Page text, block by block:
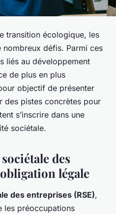
transition écologique, les
défis. Parmi ces
liés au développement
de plus en plus
objectif de présenter
des pistes concrètes pour
s’inscrire dans une
sociétale.
des
légale
des entreprises (RSE),
les préoccupations